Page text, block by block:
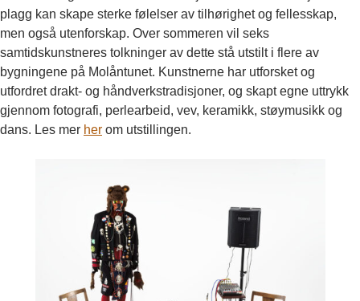
plagg kan skape sterke følelser av tilhørighet og fellesskap,
men også utenforskap. Over sommeren vil seks
samtidskunstneres tolkninger av dette stå utstilt i flere av
bygningene på Molåntunet. Kunstnerne har utforsket og
utfordret drakt- og håndverkstradisjoner, og skapt egne uttrykk
gjennom fotografi, perlearbeid, vev, keramikk, støymusikk og
dans. Les mer her om utstillingen.